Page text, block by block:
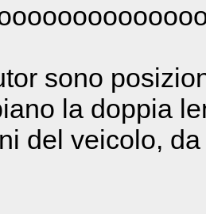
sono
la doppia
del veicolo,